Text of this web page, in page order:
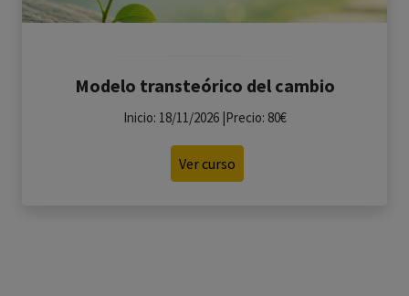
Modelo transteórico del cambio
Inicio: 18/11/2026 |Precio: 80€
Ver curso